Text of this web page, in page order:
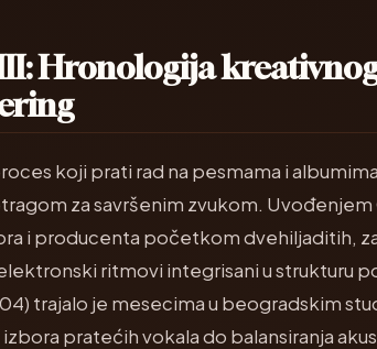
Hronologija
koji prati rad na pesmama i
za savršenim zvukom.
i producenta početkom dvehiljaditih,
ritmovi integrisani u strukturu
trajalo je mesecima u beogradskim
pratećih vokala do balansiranja